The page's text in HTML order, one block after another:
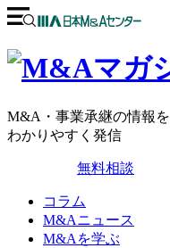
M&A・事業承継の情報を
わかりやすく発信
無料相談
コラム
M&Aニュース
M&Aを学ぶ